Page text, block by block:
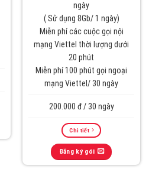
ngày
( Sử dụng 8Gb/ 1 ngày)
Miễn phí các cuộc gọi nội
mạng Viettel thời lượng dưới
20 phút
Miễn phí 100 phút gọi ngoại
mạng Viettel/ 30 ngày
200.000 đ / 30 ngày
Chi tiết
Đăng ký gói